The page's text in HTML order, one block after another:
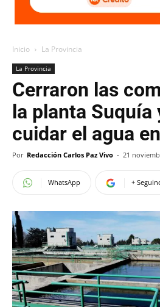
Inicio La Provincia
La Provincia
Cerraron las
la planta Suquía
cuidar el agua
Por Redacción Carlos Paz Vivo - 21
WhatsApp +